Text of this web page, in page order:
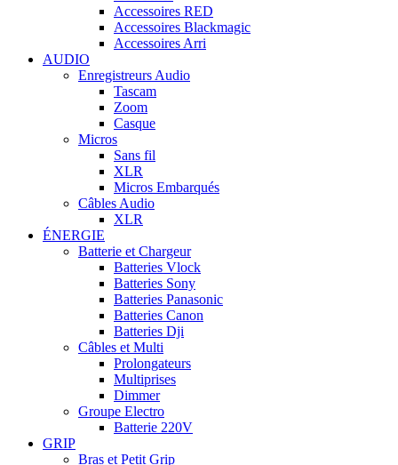
Accessoires RED
Accessoires Blackmagic
Accessoires Arri
AUDIO
Enregistreurs Audio
Tascam
Zoom
Casque
Micros
Sans fil
XLR
Micros Embarqués
Câbles Audio
XLR
ÉNERGIE
Batterie et Chargeur
Batteries Vlock
Batteries Sony
Batteries Panasonic
Batteries Canon
Batteries Dji
Câbles et Multi
Prolongateurs
Multiprises
Dimmer
Groupe Electro
Batterie 220V
GRIP
Bras et Petit Grip